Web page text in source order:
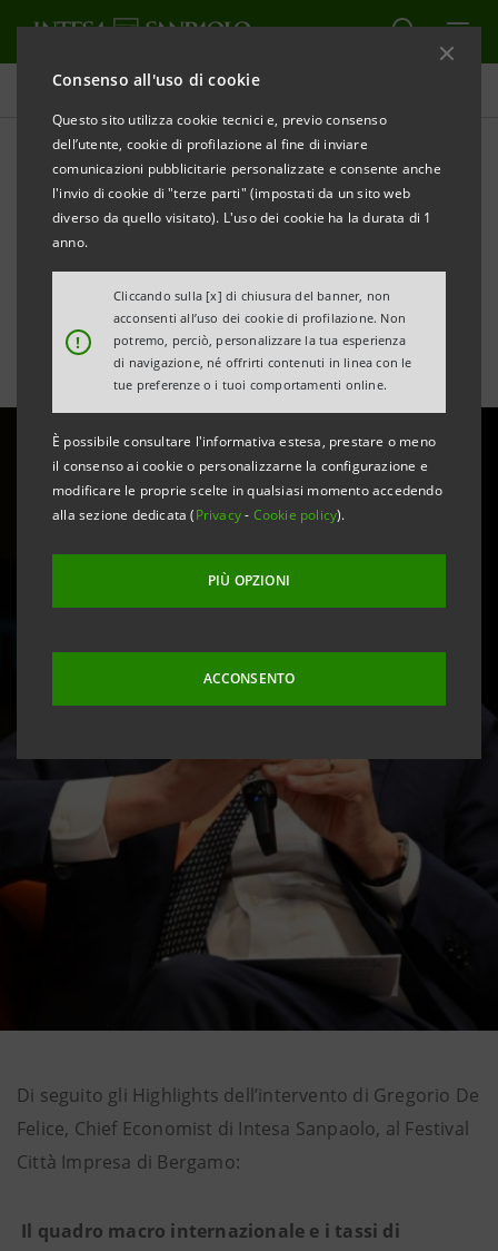
Consenso all'uso di cookie
Questo sito utilizza cookie tecnici e, previo consenso
dell’utente, cookie di profilazione al fine di inviare
comunicazioni pubblicitarie personalizzate e consente anche
l'invio di cookie di "terze parti" (impostati da un sito web
diverso da quello visitato). L'uso dei cookie ha la durata di 1
anno.
!
Cliccando sulla [x] di chiusura del banner, non
acconsenti all’uso dei cookie di profilazione. Non
potremo, perciò, personalizzare la tua esperienza
di navigazione, né offrirti contenuti in linea con le
tue preferenze o i tuoi comportamenti online.
È possibile consultare l'informativa estesa, prestare o meno
il consenso ai cookie o personalizzarne la configurazione e
modificare le proprie scelte in qualsiasi momento accedendo
alla sezione dedicata (Privacy- Cookie policy).
PIÙ OPZIONI
ACCONSENTO
Area Media
De Felice: crisi energetica e
rialzo dei tassi. Le sfide per
le imprese italiane
Di seguito gli Highlights dell’intervento di Gregorio De
Felice, Chief Economist di Intesa Sanpaolo, al Festival
Città Impresa di Bergamo:
Il quadro macro internazionale e i tassi di